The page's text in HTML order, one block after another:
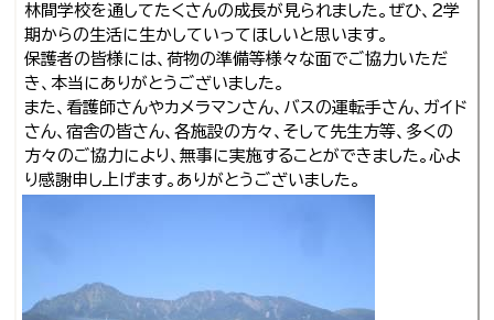
林間学校を通してたくさんの成長が見られました。ぜひ、２学
期からの生活に生かしていってほしいと思います。
保護者の皆様には、荷物の準備等様々な面でご協力いただ
き、本当にありがとうございました。
また、看護師さんやカメラマンさん、バスの運転手さん、ガイド
さん、宿舎の皆さん、各施設の方々、そして先生方等、多くの
方々のご協力により、無事に実施することができました。心よ
り感謝申し上げます。ありがとうございました。